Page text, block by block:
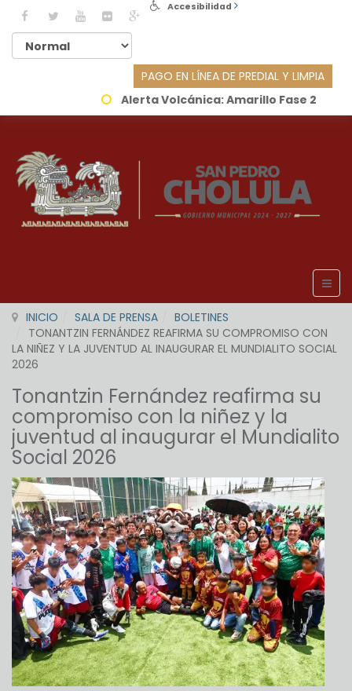
Accesibilidad
PAGO EN LÍNEA DE PREDIAL Y LIMPIA
Alerta Volcánica:Amarillo Fase 2
INICIO SALA DE PRENSA
BOLETINES
TONANTZIN FERNÁNDEZ REAFIRMA SU COMPROMISO CON
LA NIÑEZ Y LA JUVENTUD AL INAUGURAR EL MUNDIALITO SOCIAL
2026
Tonantzin Fernández reafirma su
compromiso con la niñez y la
juventud al inaugurar el Mundialito
Social 2026